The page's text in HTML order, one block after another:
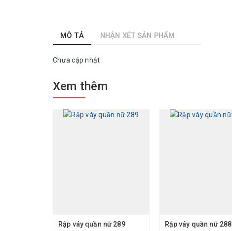
MÔ TẢ NHẬN XÉT SẢN PHẨM
Chưa cập nhật
Xem thêm
Rập váy quần nữ 289 Rập váy quần nữ 288